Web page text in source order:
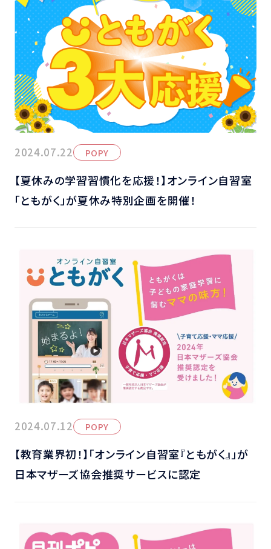
2024.07.22 POPY
【夏休みの学習習慣化を応援！】オンライン自習室
「ともがく」が夏休み特別企画を開催！
2024.07.12 POPY
【教育業界初！】「オンライン自習室『ともがく』」が
日本マザーズ協会推奨サービスに認定